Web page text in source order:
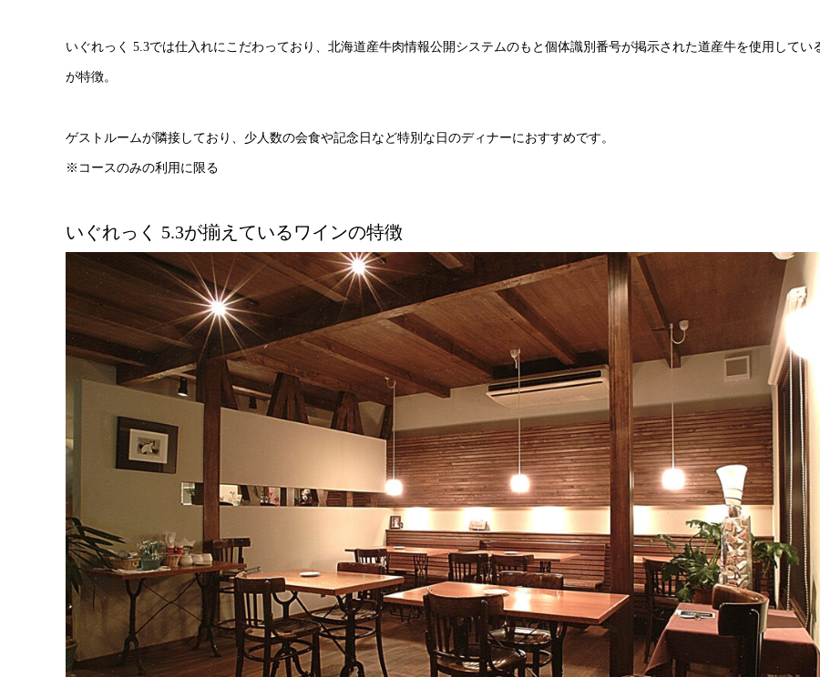
いぐれっく 5.3では仕入れにこだわっており、北海道産牛肉情報公開システムのもと個体識別番号が掲示された道産牛を使用してい
が特徴。
ゲストルームが隣接しており、少人数の会食や記念日など特別な日のディナーにおすすめです。
※コースのみの利用に限る
いぐれっく 5.3が揃えているワインの特徴